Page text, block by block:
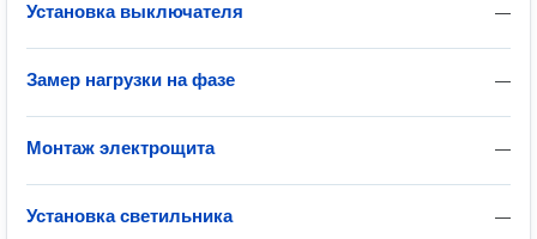
—
Установка выключателя
—
Замер нагрузки на фазе
—
Монтаж электрощита
—
Установка светильника